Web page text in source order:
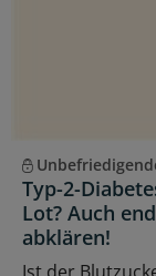
Typ-2-
Lot? Auch
abklären!